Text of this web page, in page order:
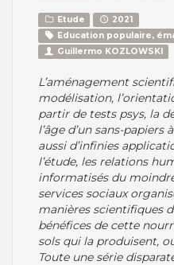
Etude
2021
Education populaire,
Guillermo KOZLOWSKI
L’aménagement
modélisation,
partir de tests psys, la
l’âge d’un sans-papiers
aussi d’infinies
l’étude, les relations
informatisés du
services sociaux
manières scientifiques
bénéfices de cette
sols qui la produisent,
Toute une série